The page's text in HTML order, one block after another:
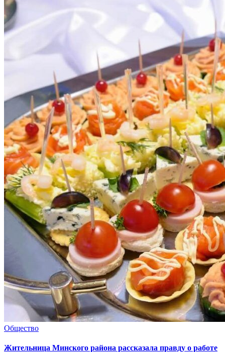
Общество
Жительница Минского района рассказала правду о работе